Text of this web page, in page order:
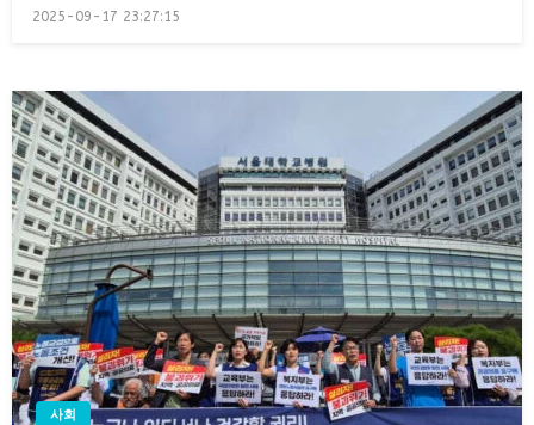
Posted
2025-09-17 23:27:15
사회